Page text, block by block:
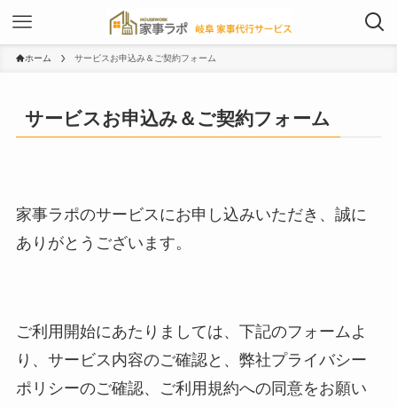
ホーム サービスお申込み＆ご契約フォーム
サービスお申込み＆ご契約フォーム
家事ラポのサービスにお申し込みいただき、誠に
ありがとうございます。
ご利用開始にあたりましては、下記のフォームよ
り、サービス内容のご確認と、弊社プライバシー
ポリシーのご確認、ご利用規約への同意をお願い